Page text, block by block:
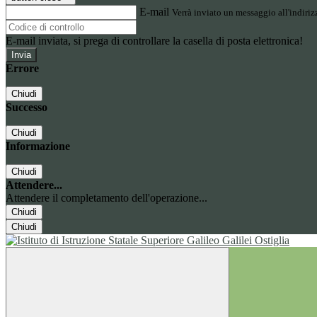
E-mail Verrà inviato un messaggio
E-mail inviata, si prega di controllare la casella di posta elettronica!
Errore
Chiudi
Successo
Chiudi
Informazione
Chiudi
Attendere...
Attendere il completamento dell'operazione...
Chiudi
Chiudi